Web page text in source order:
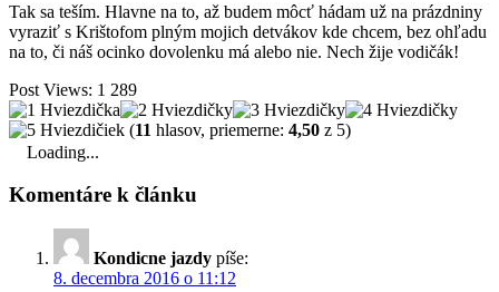
Tak sa teším. Hlavne na to, až budem môcť hádam už na prázdniny
vyraziť s Krištofom plným mojich detvákov kde chcem, bez ohľadu
na to, či náš ocinko dovolenku má alebo nie. Nech žije vodičák!
Post Views: 1 289
(11 hlasov, priemerne: 4,50 z 5)
Loading...
Komentáre k článku
Kondicne jazdy píše:
8. decembra 2016 o 11:12